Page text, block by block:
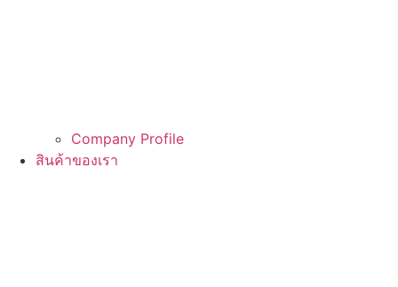
Company Profile
สินค้าของเรา